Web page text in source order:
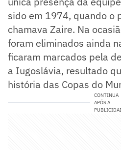
sido em 1974, quando o
chamava Zaire. Na
foram eliminados ainda
ficaram marcados pela
a Iugoslávia, resultado
história das Copas do
CONTINUA
APÓS A